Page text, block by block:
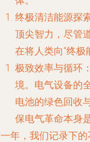
终极清洁能源探
顶尖智力，尽管
在将人类向“终极
极致效率与循环
境。电气设备的
电池的绿色回收
保电气革命本身
年，我们记录下